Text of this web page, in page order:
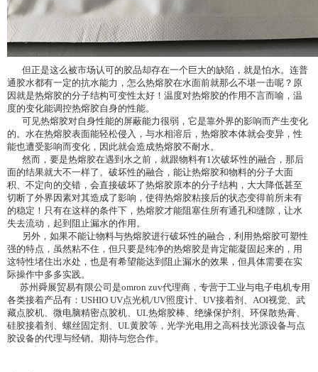
但正是这么被市场认可的胶品却存在一个巨大的缺陷，就是怕水。连普
通胶水都有一定的抗水能力，怎么热熔胶在水面前就那么不堪一击呢？原
因就是热熔胶的分子结构可变性太好！温度对热熔胶的作用不言而喻，温
度的变化能调控热熔胶自身的性能。
可见热熔胶对自身性能的屏蔽能力很弱，它是靠外界的影响而产生变化
的。水在热熔胶表面能轻松侵入，与水相溶后，热熔胶本体就会变异，性
能也遭受影响而变化，因此就会造成热熔胶不耐水。
然而，要是热熔胶在遇到水之前，就跟物料有1次破坏性的融合，那后
面的结果就大不一样了。破坏性的融合，能让热熔胶和物料的分子大面
积、不定向的交错，会直接破坏了热熔胶原本的分子结构，大大降低甚至
切断了外界因素对其造成了影响，使得热熔胶粘接后的状态变得前所未有
的稳定！只有在这样的条件下，热熔胶才能阻塞住所有通孔和缝隙，让水
失去流动，起到阻止漏水的作用。
另外，如果不能让物料与热熔胶进行破坏性的融合，利用热熔胶可塑性
强的特点，虽然粘不住，但只要是纯净的热熔胶是肯定能凝固起来的，用
这特性堵住出水处，也是有希望能达到阻止漏水的效果，但具体需要在实
际操作中多多实践。
苏州舜展贸易有限公司是omron zuv代理商，专营于工业与电子电机专用
各类接着产品有：USHIO UV点光机/UV照度计、UV接着剂、AOI视觉、武
藏点胶机、微电脑精密点胶机、UL热熔胶棒、绝缘保护剂、环保散热膏、
硅胶接着剂、螺丝固定剂、UL黄胶等，光学光电用之高科技光源设备与点
胶设备的代理与经销。期待与您合作。